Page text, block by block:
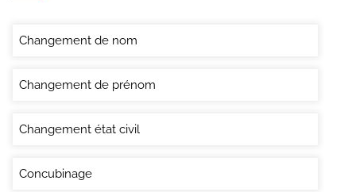
Changement de nom
Changement de prénom
Changement état civil
Concubinage